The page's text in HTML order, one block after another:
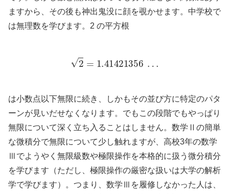
ますから、その後も神出鬼没に顔を覗かせます。中学校で
は無理数を学びます。2 の平方根
2= 1.41421356
は小数点以下無限に続き、しかもその並び方に特定のパタ
ーンが見いだせなくなります。でもこの段階でもやっぱり
無限について深く立ち入ることはしません。数学Ⅱの簡単
な微積分で無限について少し触れますが、高校3年の数学
Ⅲでようやく無限級数や極限操作を本格的に扱う微分積分
を学びます（ただし、極限操作の厳密な扱いは大学の解析
学で学びます）。つまり、数学Ⅲを履修しなかった人は、